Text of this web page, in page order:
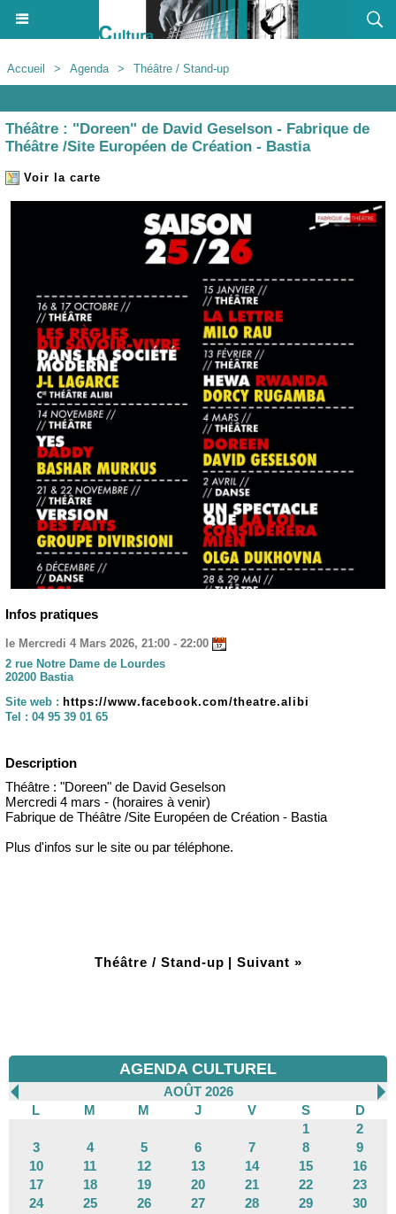
Accueil > Agenda > Théâtre / Stand-up
Théâtre : "Doreen" de David Geselson - Fabrique de
Théâtre /Site Européen de Création - Bastia
Voir la carte
Infos pratiques
le Mercredi 4 Mars 2026, 21:00 - 22:00
2 rue Notre Dame de Lourdes
20200 Bastia
Site web : https://www.facebook.com/theatre.alibi
Tel : 04 95 39 01 65
Description
Théâtre : "Doreen" de David Geselson
Mercredi 4 mars - (horaires à venir)
Fabrique de Théâtre /Site Européen de Création - Bastia
Plus d'infos sur le site ou par téléphone.
Théâtre / Stand-up | Suivant »
AGENDA CULTUREL
AOÛT 2026
L
M M J V S
D
1
2
3
4 5 6 7 8
9
10
11 12 13 14 15
16
17
18 19 20 21 22
23
24
25 26 27 28 29
30